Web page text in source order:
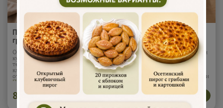
Пирожки "Картофель и
грибы" 400 гр (10шт)
Обжаренные грибы и картофель
кубиками в пышном, мягком
тесте. Сочная начинка и
классическое сочетание вкусов,
от которого не оторваться.
Подробнее...
895₽ В корзину
Пирожки "Клубника и
крем" 400 гр (10шт)
Сладкие и ароматные пирожки
с начинкой из натуральной
клубники и нежного крема.
Мягкое тесто, яркий вкус -
отличное угощение для детей и
взрослых.
895₽ В корзину